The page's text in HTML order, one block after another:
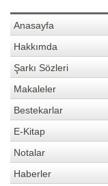
Anasayfa
Hakkımda
Şarkı Sözleri
Makaleler
Bestekarlar
E-Kitap
Notalar
Haberler